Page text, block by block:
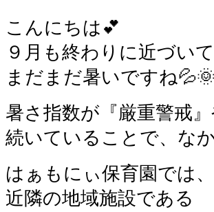
こんにちは💕
９月も終わりに近づい
まだまだ暑いですね💦🌞
暑さ指数が『厳重警戒
続いていることで、な
はぁもにぃ保育園では
近隣の地域施設である